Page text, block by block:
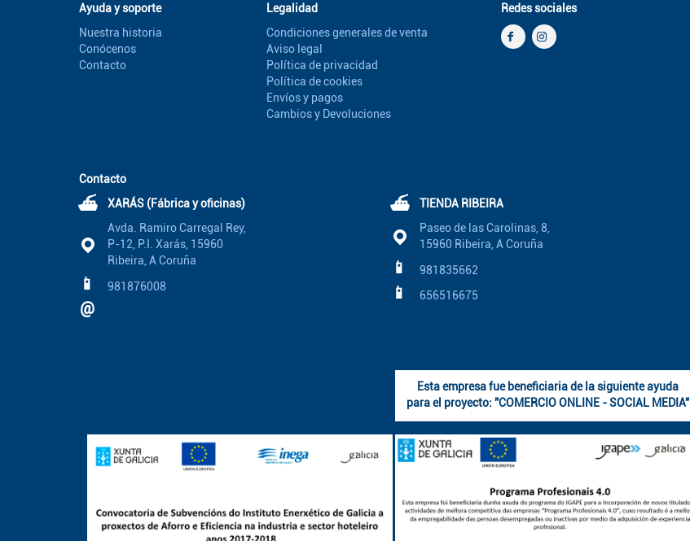
Ayuda y soporte
Nuestra historia
Conócenos
Contacto
Legalidad
Condiciones generales de venta
Aviso legal
Política de privacidad
Política de cookies
Envíos y pagos
Cambios y Devoluciones
Redes sociales
Contacto
⛴
XARÁS (Fábrica y oficinas)
Avda. Ramiro Carregal Rey,
P-12, P.I. Xarás, 15960
Ribeira, A Coruña
📱 981876008
@
⛴
TIENDA RIBEIRA
Paseo de las Carolinas, 8,
15960 Ribeira, A Coruña
📱 981835662
📱 656516675
Esta empresa fue beneficiaria de la siguiente ayuda
para el proyecto: "COMERCIO ONLINE - SOCIAL MEDIA"